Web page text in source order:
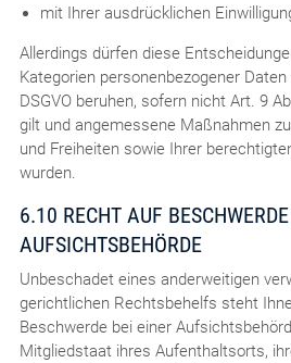
mit Ihrer ausdrücklichen
Allerdings dürfen diese
Kategorien personenbezogener
DSGVO beruhen, sofern nicht Art. 9
gilt und angemessene Maßnahmen
und Freiheiten sowie Ihrer
wurden.
6.10 RECHT AUF
AUFSICHTSBEHÖRDE
Unbeschadet eines anderweitigen
gerichtlichen Rechtsbehelfs steht
Beschwerde bei einer
Mitgliedstaat ihres Aufenthaltsorts,